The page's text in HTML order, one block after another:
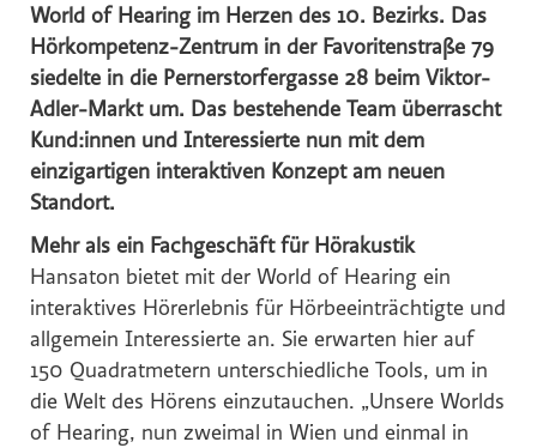
Zukunftsbüro ZTB
(f)acts p8 digital
Tiroler Gebietskrankenkasse
IWO - Institut für Wärme und Öltechnik
z.l.ö. - zukunft.lehre.österreich.
VOLKSBANK
SPARDA-BANK
Mozart
Hochriegl
Eurest
Purina
World of Hearing im Herzen des 10. Bezirks. Das
Hörkompetenz-Zentrum in der Favoritenstraße 79
siedelte in die Pernerstorfergasse 28 beim Viktor-
Adler-Markt um. Das bestehende Team überrascht
Kund:innen und Interessierte nun mit dem
einzigartigen interaktiven Konzept am neuen
Standort.
Mehr als ein Fachgeschäft für Hörakustik
Hansaton bietet mit der World of Hearing ein
interaktives Hörerlebnis für Hörbeeinträchtigte und
allgemein Interessierte an. Sie erwarten hier auf
150 Quadratmetern unterschiedliche Tools, um in
die Welt des Hörens einzutauchen. „Unsere Worlds
of Hearing, nun zweimal in Wien und einmal in